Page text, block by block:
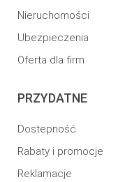
Nieruchomości
Ubezpieczenia
Oferta dla firm
PRZYDATNE
Dostepność
Rabaty i promocje
Reklamacje